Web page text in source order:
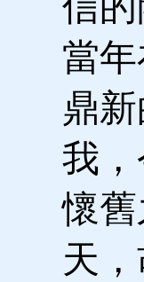
當
鼎
我
懷
天